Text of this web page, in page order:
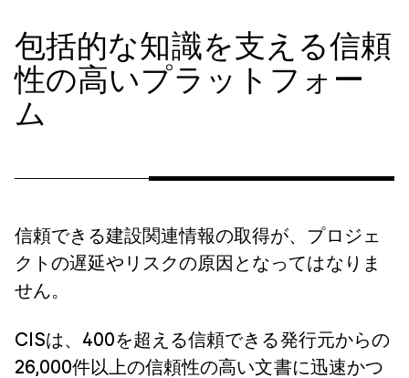
包括的な知識を支える信頼
性の高いプラットフォー
ム
信頼できる建設関連情報の取得が、プロジェ
クトの遅延やリスクの原因となってはなりま
せん。
CISは、400を超える信頼できる発行元からの
26,000件以上の信頼性の高い文書に迅速かつ